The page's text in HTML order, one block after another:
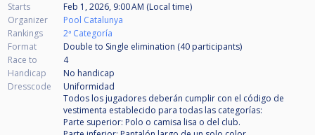
Starts
Feb 1, 2026, 9:00 AM (Local time)
Organizer
Pool Catalunya
Rankings
2ª Categoría
Format
Double to Single elimination (40 participants)
Race to
4
Handicap
No handicap
Dresscode
Uniformidad
Todos los jugadores deberán cumplir con el código de
vestimenta establecido para todas las categorías:
Parte superior: Polo o camisa lisa o del club.